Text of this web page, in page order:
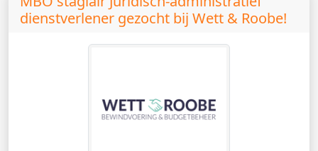
dienstverlener gezocht bij Wett & Roobe!